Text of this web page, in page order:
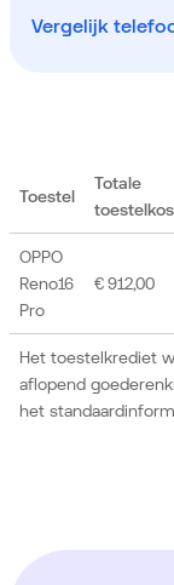
Vergelijk
Toestel
Totale
Het toestelkrediet
aflopend
het
OPPO
Reno16
Pro
€ 912,00